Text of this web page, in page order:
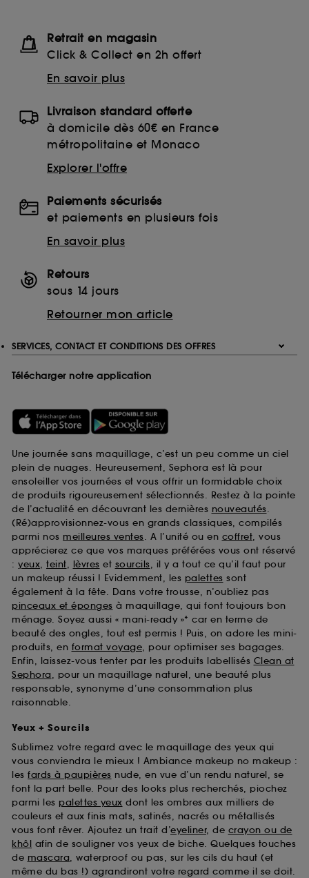
Retrait en magasin
Click & Collect en 2h offert
En savoir plus
Livraison standard offerte
à domicile dès 60€ en France
métropolitaine et Monaco
Explorer l'offre
Paiements sécurisés
et paiements en plusieurs fois
En savoir plus
Retours
sous 14 jours
Retourner mon article
SERVICES, CONTACT ET CONDITIONS DES OFFRES
Télécharger notre application
Une journée sans maquillage, c’est un peu comme un ciel
plein de nuages. Heureusement, Sephora est là pour
ensoleiller vos journées et vous offrir un formidable choix
de produits rigoureusement sélectionnés. Restez à la pointe
de l’actualité en découvrant les dernières nouveautés.
(Ré)approvisionnez-vous en grands classiques, compilés
parmi nos meilleures ventes. A l’unité ou en coffret, vous
apprécierez ce que vos marques préférées vous ont réservé
: yeux, teint, lèvres et sourcils, il y a tout ce qu’il faut pour
un makeup réussi ! Evidemment, les palettes sont
également à la fête. Dans votre trousse, n’oubliez pas
pinceaux et éponges à maquillage, qui font toujours bon
ménage. Soyez aussi « mani-ready »* car en terme de
beauté des ongles, tout est permis ! Puis, on adore les mini-
produits, en format voyage, pour optimiser ses bagages.
Enfin, laissez-vous tenter par les produits labellisés Clean at
Sephora, pour un maquillage naturel, une beauté plus
responsable, synonyme d’une consommation plus
raisonnable.
Yeux + Sourcils
Sublimez votre regard avec le maquillage des yeux qui
vous conviendra le mieux ! Ambiance makeup no makeup :
les fards à paupières nude, en vue d’un rendu naturel, se
font la part belle. Pour des looks plus recherchés, piochez
parmi les palettes yeux dont les ombres aux milliers de
couleurs et aux finis mats, satinés, nacrés ou métallisés
vous font rêver. Ajoutez un trait d’eyeliner, de crayon ou de
khôl afin de souligner vos yeux de biche. Quelques touches
de mascara, waterproof ou pas, sur les cils du haut (et
même du bas !) agrandiront votre regard comme il se doit.